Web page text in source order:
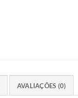
AVALIAÇÕES (0)